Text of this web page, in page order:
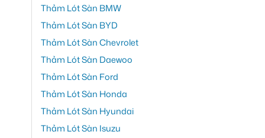
Thảm Lót Sàn BMW
Thảm Lót Sàn BYD
Thảm Lót Sàn Chevrolet
Thảm Lót Sàn Daewoo
Thảm Lót Sàn Ford
Thảm Lót Sàn Honda
Thảm Lót Sàn Hyundai
Thảm Lót Sàn Isuzu